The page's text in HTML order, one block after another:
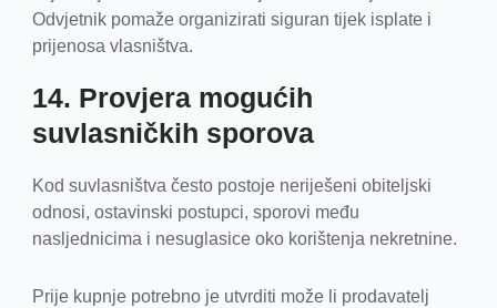
Odvjetnik pomaže organizirati siguran tijek isplate i
prijenosa vlasništva.
14. Provjera mogućih
suvlasničkih sporova
Kod suvlasništva često postoje neriješeni obiteljski
odnosi, ostavinski postupci, sporovi među
nasljednicima i nesuglasice oko korištenja nekretnine.
Prije kupnje potrebno je utvrditi može li prodavatelj